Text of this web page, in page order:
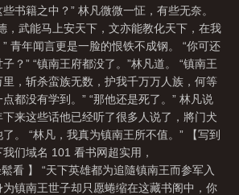
书籍之中？” 林凡微微一怔，有些无奈。
，武能马上安天下，文亦能教化天下，在我
青年闻言更是一脸的恨铁不成钢。 “你可还
？” “镇南王府都没了。”林凡道。 “镇南王
，斩杀蛮族无数，护我千万万人族，何等
都没有学到。” “那他还是死了。” 林凡说
来这些话他已经听了很多人说了，將门犬
。 “林凡，我真为镇南王所不值。” 【写到
们域名 101 看书网超实用，
看 】 “天下英雄都为追隨镇南王而参军入
镇南王世子却只愿蜷缩在这藏书阁中，你